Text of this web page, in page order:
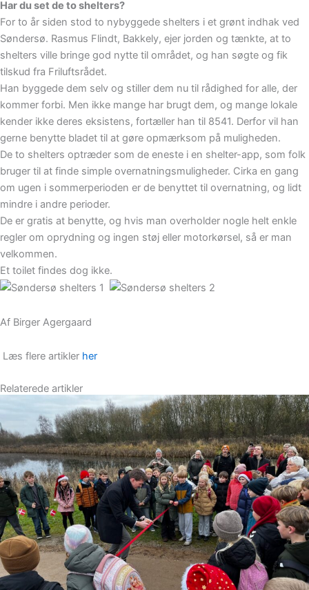
Har du set de to shelters?
For to år siden stod to nybyggede shelters i et grønt indhak ved
Søndersø. Rasmus Flindt, Bakkely, ejer jorden og tænkte, at to
shelters ville bringe god nytte til området, og han søgte og fik
tilskud fra Friluftsrådet.
Han byggede dem selv og stiller dem nu til rådighed for alle, der
kommer forbi. Men ikke mange har brugt dem, og mange lokale
kender ikke deres eksistens, fortæller han til 8541. Derfor vil han
gerne benytte bladet til at gøre opmærksom på muligheden.
De to shelters optræder som de eneste i en shelter-app, som folk
bruger til at finde simple overnatningsmuligheder. Cirka en gang
om ugen i sommerperioden er de benyttet til overnatning, og lidt
mindre i andre perioder.
De er gratis at benytte, og hvis man overholder nogle helt enkle
regler om oprydning og ingen støj eller motorkørsel, så er man
velkommen.
Et toilet findes dog ikke.
Af Birger Agergaard
Læs flere artikler her
Relaterede artikler